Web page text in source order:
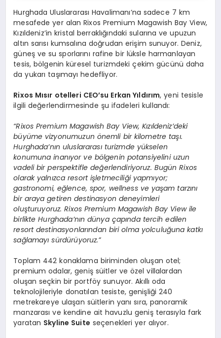
Hurghada Uluslararası Havalimanı’na sadece 7 km
mesafede yer alan Rixos Premium Magawish Bay View,
Kızıldeniz’in kristal berraklığındaki sularına ve upuzun
altın sarısı kumsalına doğrudan erişim sunuyor. Deniz,
güneş ve su sporlarını rafine bir lüksle harmanlayan
tesis, bölgenin küresel turizmdeki çekim gücünü daha
da yukarı taşımayı hedefliyor.
Rixos Mısır otelleri CEO’su Erkan Yıldırım, yeni tesisle
ilgili değerlendirmesinde şu ifadeleri kullandı:
“Rixos Premium Magawish Bay View, Kızıldeniz’deki
büyüme vizyonumuzun önemli bir kilometre taşı.
Hurghada’nın uluslararası turizmde yükselen
konumuna inanıyor ve bölgenin potansiyelini uzun
vadeli bir perspektifle değerlendiriyoruz. Bugün Rixos
olarak yalnızca resort işletmeciliği yapmıyor;
gastronomi, eğlence, spor, wellness ve yaşam tarzını
bir araya getiren destinasyon deneyimleri
oluşturuyoruz. Rixos Premium Magawish Bay View ile
birlikte Hurghada’nın dünya çapında tercih edilen
resort destinasyonlarından biri olma yolculuğuna katkı
sağlamayı sürdürüyoruz.”
Toplam 442 konaklama biriminden oluşan otel;
premium odalar, geniş süitler ve özel villalardan
oluşan seçkin bir portföy sunuyor. Akıllı oda
teknolojileriyle donatılan tesiste, genişliği 240
metrekareye ulaşan süitlerin yanı sıra, panoramik
manzarası ve kendine ait havuzlu geniş terasıyla fark
yaratan Skyline Suite seçenekleri yer alıyor.